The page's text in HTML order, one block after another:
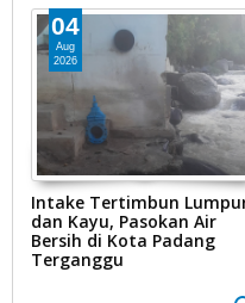
04
Aug
2026
Intake Tertimbun
dan Kayu, Pasokan Air
Bersih di Kota Padang
Terganggu